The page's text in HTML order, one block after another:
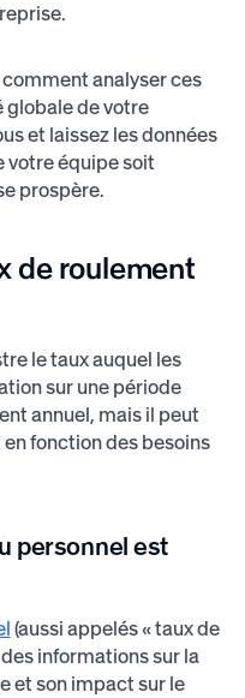
analyser ces
globale de votre
et laissez les données
votre équipe soit
prospère.
de roulement
le taux auquel les
sur une période
annuel, mais il peut
fonction des besoins
personnel est
(aussi appelés « taux de
informations sur la
et son impact sur le